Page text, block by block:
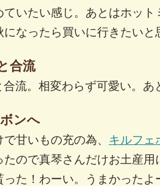
ていたい感じ。あとはホッ
になったら買いに行きたいと
合流
合流。相変わらず可愛い。あ
ンへ
甘いもの充の為、 キルフェ
たので真琴さんだけお土産
った！わーい。うまかったよ